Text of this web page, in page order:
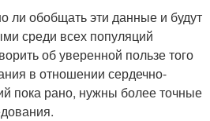
ли обобщать эти данные и будут
среди всех популяций
об уверенной пользе того
в отношении сердечно-
пока рано, нужны более точные